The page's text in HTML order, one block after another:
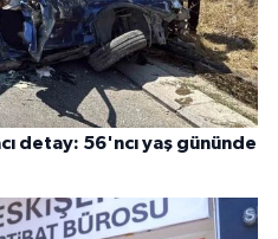
detay: 56'ncı yaş gününde